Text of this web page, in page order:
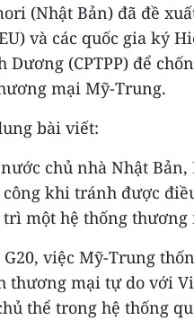
(Nhật Bản) đã đề
và các quốc gia ký
Dương (CPTPP) để
mại Mỹ-Trung.
bài viết:
chủ nhà Nhật
công khi tránh được
một hệ thống
việc Mỹ-Trung
thương mại tự do với
thể trong hệ thống